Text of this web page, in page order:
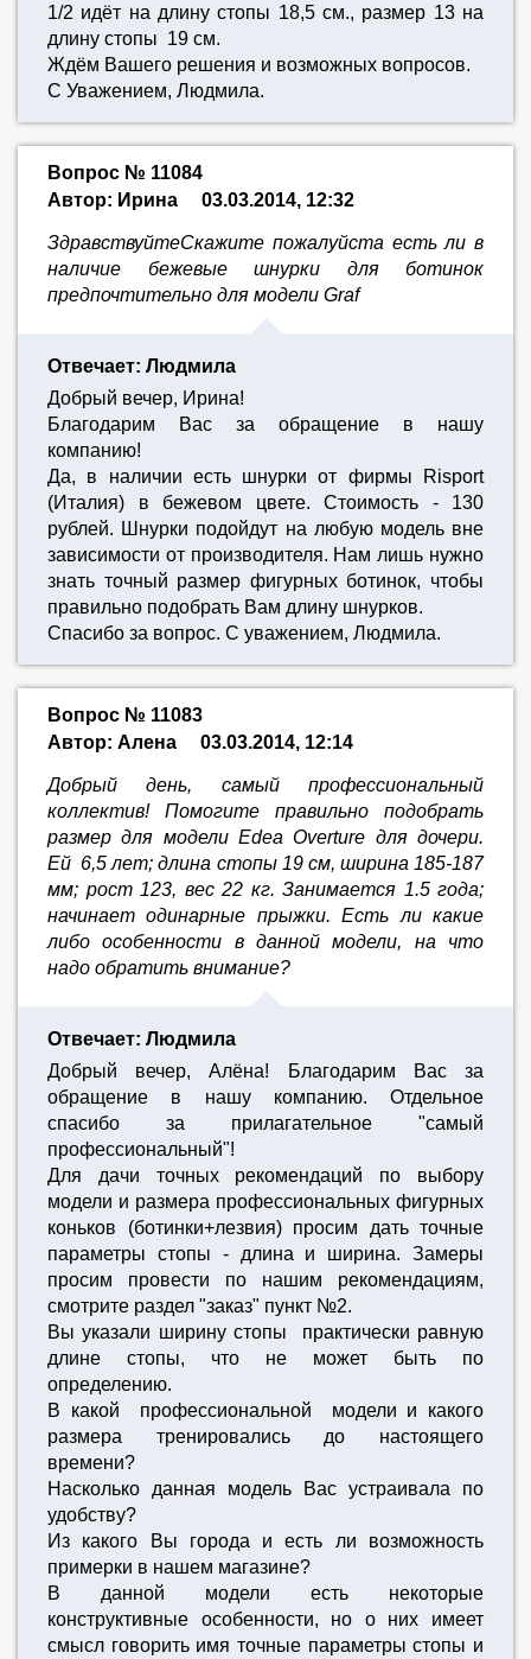
1/2 идёт на длину стопы 18,5 см., размер 13 на
длину стопы 19 см.
Ждём Вашего решения и возможных вопросов.
С Уважением, Людмила.
Вопрос № 11084
Автор: Ирина
03.03.2014, 12:32
ЗдравствуйтеСкажите пожалуйста есть ли в
наличие бежевые шнурки для ботинок
предпочтительно для модели Graf
Отвечает: Людмила
Добрый вечер, Ирина!
Благодарим Вас за обращение в нашу
компанию!
Да, в наличии есть шнурки от фирмы Risport
(Италия) в бежевом цвете. Стоимость - 130
рублей. Шнурки подойдут на любую модель вне
зависимости от производителя. Нам лишь нужно
знать точный размер фигурных ботинок, чтобы
правильно подобрать Вам длину шнурков.
Спасибо за вопрос. С уважением, Людмила.
Вопрос № 11083
Автор: Алена
03.03.2014, 12:14
Добрый день, самый профессиональный
коллектив! Помогите правильно подобрать
размер для модели Edea Overture для дочери.
Ей 6,5 лет; длина стопы 19 см, ширина 185-187
мм; рост 123, вес 22 кг. Занимается 1.5 года;
начинает одинарные прыжки. Есть ли какие
либо особенности в данной модели, на что
надо обратить внимание?
Отвечает: Людмила
Добрый вечер, Алёна! Благодарим Вас за
обращение в нашу компанию. Отдельное
спасибо за прилагательное "самый
профессиональный"!
Для дачи точных рекомендаций по выбору
модели и размера профессиональных фигурных
коньков (ботинки+лезвия) просим дать точные
параметры стопы - длина и ширина. Замеры
просим провести по нашим рекомендациям,
смотрите раздел "заказ" пункт №2.
Вы указали ширину стопы практически равную
длине стопы, что не может быть по
определению.
В какой профессиональной модели и какого
размера тренировались до настоящего
времени?
Насколько данная модель Вас устраивала по
удобству?
Из какого Вы города и есть ли возможность
примерки в нашем магазине?
В данной модели есть некоторые
конструктивные особенности, но о них имеет
смысл говорить имя точные параметры стопы и